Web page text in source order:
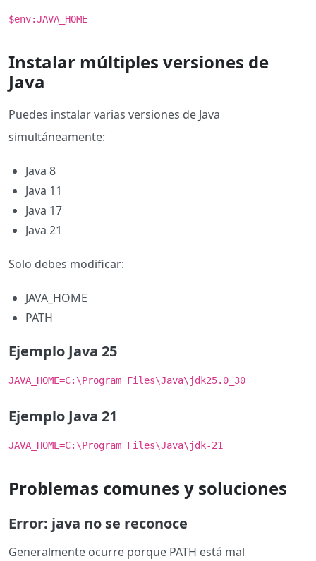
$env:JAVA_HOME
Instalar múltiples versiones de
Java
Puedes instalar varias versiones de Java
simultáneamente:
Java 8
Java 11
Java 17
Java 21
Solo debes modificar:
JAVA_HOME
PATH
Ejemplo Java 25
JAVA_HOME=C:\Program Files\Java\jdk25.0_30
Ejemplo Java 21
JAVA_HOME=C:\Program Files\Java\jdk-21
Problemas comunes y soluciones
Error: java no se reconoce
Generalmente ocurre porque PATH está mal